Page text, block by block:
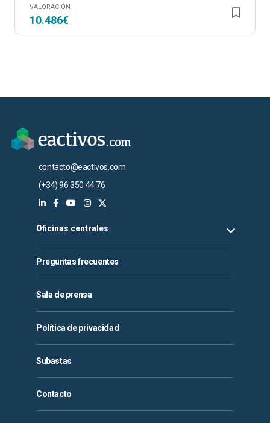
VALORACIÓN
10.486€
contacto@eactivos.com
(+34) 96 350 44 76
Oficinas centrales
Preguntas frecuentes
Sala de prensa
Política de privacidad
Subastas
Contacto